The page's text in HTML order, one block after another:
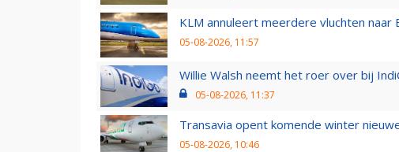
KLM annuleert meerdere vluchten naar
05-08-2026, 11:57
Willie Walsh neemt het roer over bij
05-08-2026, 11:37
Transavia opent komende winter
05-08-2026, 10:46